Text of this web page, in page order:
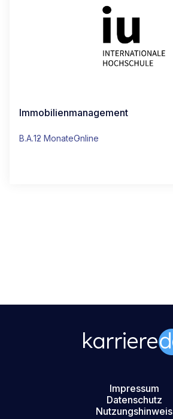
Immobilienmanagement
B.A.12 MonateOnline
Impressum
Datenschutz
Nutzungshinweis